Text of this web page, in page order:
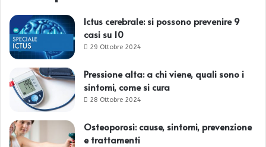
Ictus cerebrale: si possono prevenire 9
casi su 10
29 Ottobre 2024
Pressione alta: a chi viene, quali sono i
sintomi, come si cura
28 Ottobre 2024
Osteoporosi: cause, sintomi, prevenzione
e trattamenti